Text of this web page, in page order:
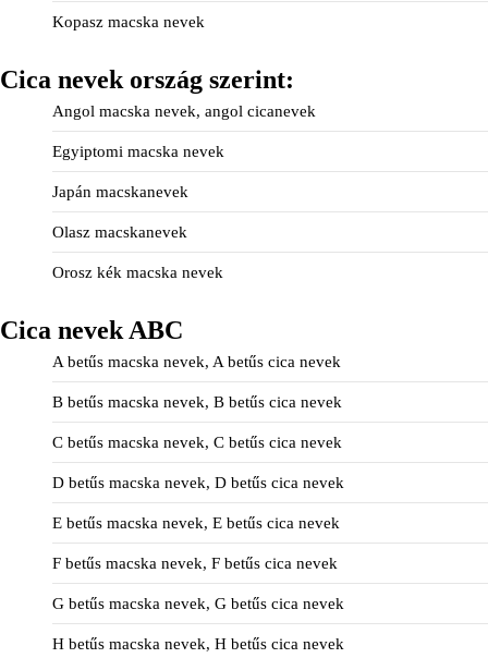
Kopasz macska nevek
Cica nevek ország szerint:
Angol macska nevek, angol cicanevek
Egyiptomi macska nevek
Japán macskanevek
Olasz macskanevek
Orosz kék macska nevek
Cica nevek ABC
A betűs macska nevek, A betűs cica nevek
B betűs macska nevek, B betűs cica nevek
C betűs macska nevek, C betűs cica nevek
D betűs macska nevek, D betűs cica nevek
E betűs macska nevek, E betűs cica nevek
F betűs macska nevek, F betűs cica nevek
G betűs macska nevek, G betűs cica nevek
H betűs macska nevek, H betűs cica nevek